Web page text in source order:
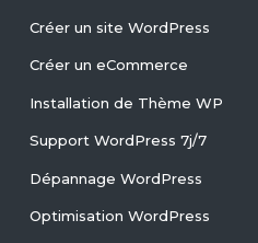
Créer un site WordPress
Créer un eCommerce
Installation de Thème WP
Support WordPress 7j/7
Dépannage WordPress
Optimisation WordPress